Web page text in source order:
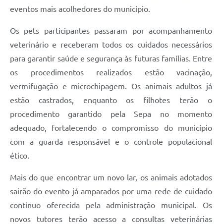
eventos mais acolhedores do município.
Os pets participantes passaram por acompanhamento
veterinário e receberam todos os cuidados necessários
para garantir saúde e segurança às futuras famílias. Entre
os procedimentos realizados estão vacinação,
vermifugação e microchipagem. Os animais adultos já
estão castrados, enquanto os filhotes terão o
procedimento garantido pela Sepa no momento
adequado, fortalecendo o compromisso do município
com a guarda responsável e o controle populacional
ético.
Mais do que encontrar um novo lar, os animais adotados
sairão do evento já amparados por uma rede de cuidado
contínuo oferecida pela administração municipal. Os
novos tutores terão acesso a consultas veterinárias